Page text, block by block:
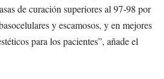
de curación superiores al 97-98 por
y escamosos, y en mejores
para los pacientes”, añade el